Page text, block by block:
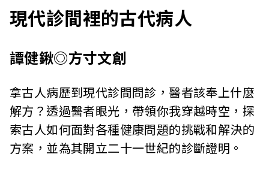
現代診間裡的古代病人
譚健鍬◎方寸文創
拿古人病歷到現代診間問診，醫者該奉上什麼
解方？透過醫者眼光，帶領你我穿越時空，探
索古人如何面對各種健康問題的挑戰和解決的
方案，並為其開立二十一世紀的診斷證明。